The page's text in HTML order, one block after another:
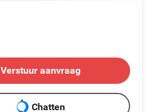
Verstuur aanvraag
Chatten